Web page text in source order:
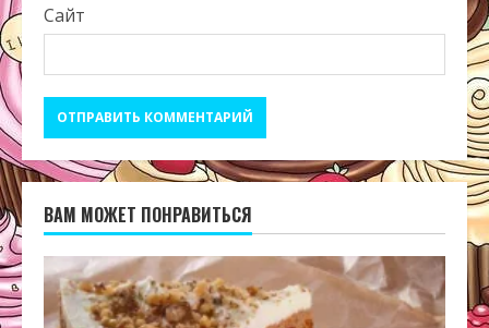
Сайт
ВАМ МОЖЕТ ПОНРАВИТЬСЯ